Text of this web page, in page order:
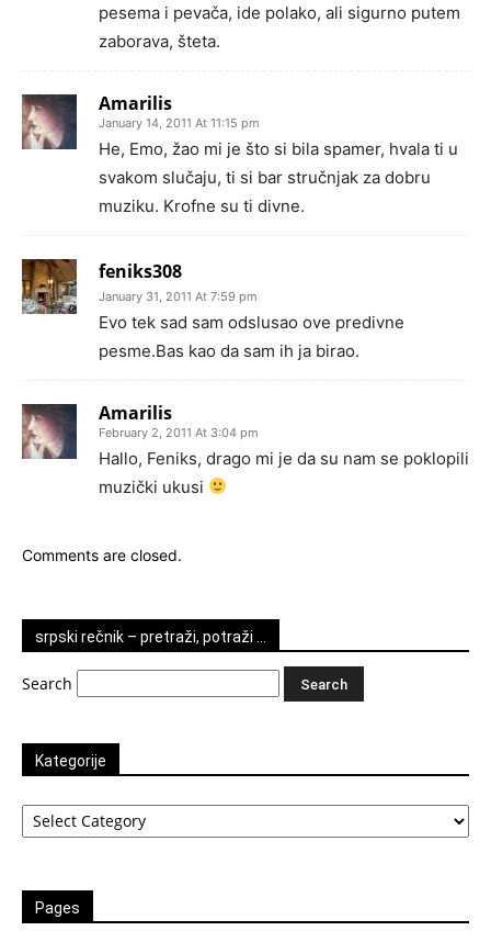
pesema i pevača, ide polako, ali sigurno putem
zaborava, šteta.
Amarilis
January 14, 2011 At 11:15 pm
He, Emo, žao mi je što si bila spamer, hvala ti u
svakom slučaju, ti si bar stručnjak za dobru
muziku. Krofne su ti divne.
feniks308
January 31, 2011 At 7:59 pm
Evo tek sad sam odslusao ove predivne
pesme.Bas kao da sam ih ja birao.
Amarilis
February 2, 2011 At 3:04 pm
Hallo, Feniks, drago mi je da su nam se poklopili
muzički ukusi
Comments are closed.
srpski rečnik – pretraži, potraži …
Search
Kategorije
Kategorije
Pages